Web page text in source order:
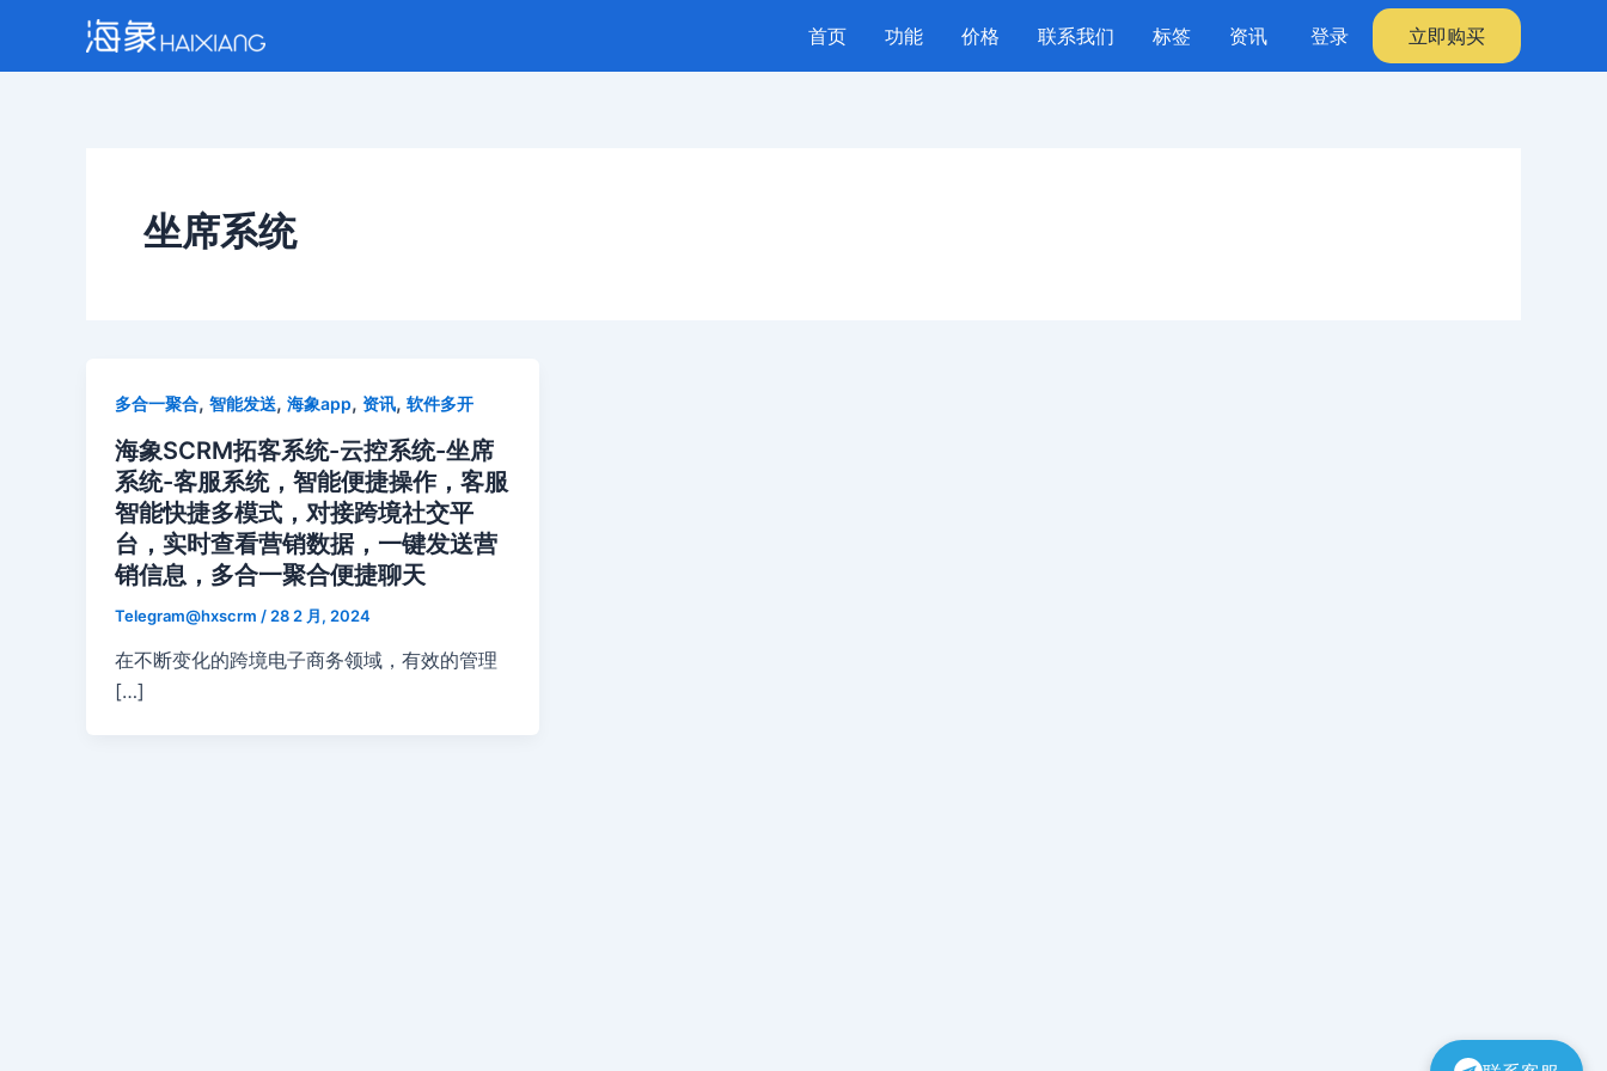
内
首页 功能 价格 联系我们 标签 资讯 登录 立即购买
坐席系统
多合一聚合, 智能发送, 海象app, 资讯, 软件多开
海象SCRM拓客系统-云控系统-坐席
系统-客服系统，智能便捷操作，客服
智能快捷多模式，对接跨境社交平
台，实时查看营销数据，一键发送营
销信息，多合一聚合便捷聊天
Telegram@hxscrm / 28 2 月, 2024
在不断变化的跨境电子商务领域，有效的管理
[…]